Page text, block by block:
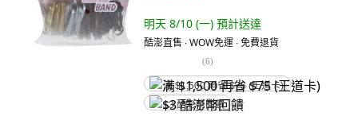
明天 8/10 (一) 預計送達
酷澎直售 ∙ WOW免運 ∙ 免費退貨
(6)
满 $1,500 再省 $75 (王道卡)
$3 酷澎幣回饋